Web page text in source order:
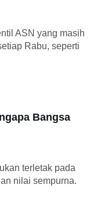
ASN yang masih
Rabu, seperti
Bangsa
terletak pada
nilai sempurna.